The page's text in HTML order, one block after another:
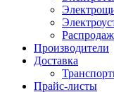
Производители
Доставка
Прайс-листы